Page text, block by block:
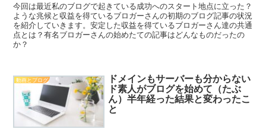
今回は最近私のブログで起きている成功へのスタート地点に立った？
ような兆候と収益を得ているブロガーさんの初期のブログ記事の状況
を紹介していきます。安定した収益を得ているブロガーさん達の共通
点とは？有名ブロガーさんの始めたての記事はどんなものだったの
か？
動画とブログ
ドメインもサーバーも分からない
ド素人がブログを始めて（たぶ
ん）半年経った結果と変わったこ
と